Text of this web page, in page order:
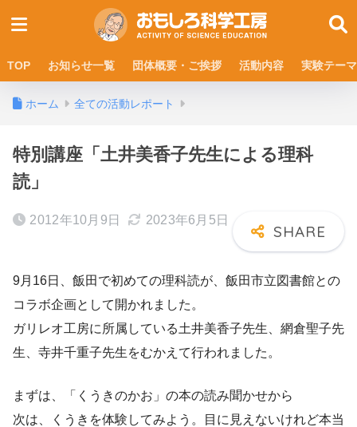
TOP お知らせ一覧 団体概要・ご挨拶 活動内容 実験テーマ
ホーム 全ての活動レポート
特別講座「土井美香子先生による理科
読」
2012年10月9日 2023年6月5日
9月16日、飯田で初めての理科読が、飯田市立図書館との
コラボ企画として開かれました。
ガリレオ工房に所属している土井美香子先生、網倉聖子先
生、寺井千重子先生をむかえて行われました。
まずは、「くうきのかお」の本の読み聞かせから
次は、くうきを体験してみよう。目に見えないけれど本当